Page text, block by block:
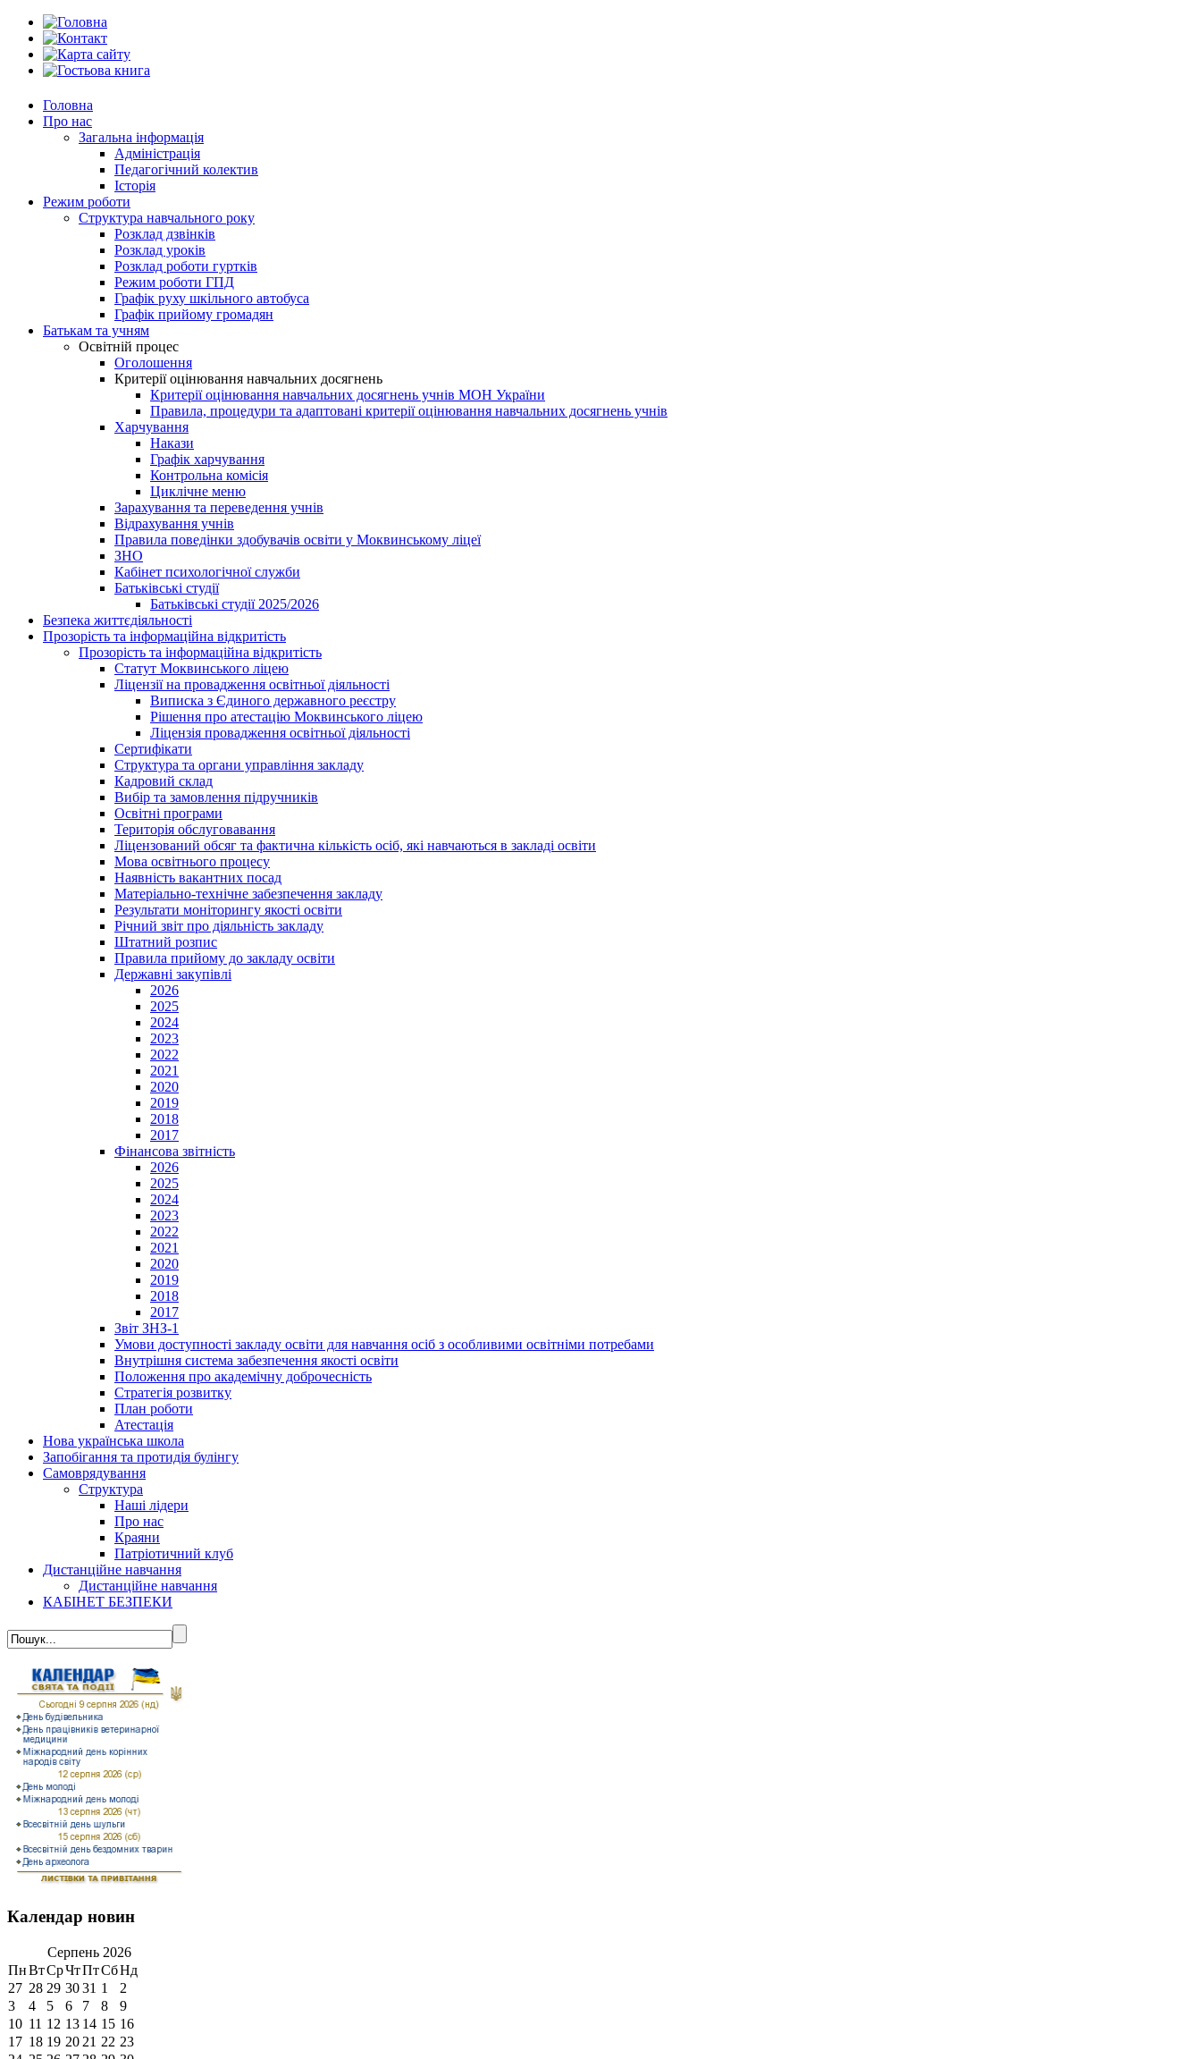
Головна
Про нас
Загальна інформація
Адміністрація
Педагогічний колектив
Історія
Режим роботи
Структура навчального року
Розклад дзвінків
Розклад уроків
Розклад роботи гуртків
Режим роботи ГПД
Графік руху шкільного автобуса
Графік прийому громадян
Батькам та учням
Освітній процес
Оголошення
Критерії оцінювання навчальних досягнень
Критерії оцінювання навчальних досягнень учнів МОН України
Правила, процедури та адаптовані критерії оцінювання навчальних досягнень учнів
Харчування
Накази
Графік харчування
Контрольна комісія
Циклічне меню
Зарахування та переведення учнів
Відрахування учнів
Правила поведінки здобувачів освіти у Моквинському ліцеї
ЗНО
Кабінет психологічної служби
Батьківські студії
Батьківські студії 2025/2026
Безпека життєдіяльності
Прозорість та інформаційна відкритість
Прозорість та інформаційна відкритість
Статут Моквинського ліцею
Ліцензії на провадження освітньої діяльності
Виписка з Єдиного державного реєстру
Рішення про атестацію Моквинського ліцею
Ліцензія провадження освітньої діяльності
Сертифікати
Структура та органи управління закладу
Кадровий склад
Вибір та замовлення підручників
Освітні програми
Територія обслуговавання
Ліцензований обсяг та фактична кількість осіб, які навчаються в закладі освіти
Мова освітнього процесу
Наявність вакантних посад
Матеріально-технічне забезпечення закладу
Результати моніторингу якості освіти
Річний звіт про діяльність закладу
Штатний розпис
Правила прийому до закладу освіти
Державні закупівлі
2026
2025
2024
2023
2022
2021
2020
2019
2018
2017
Фінансова звітність
2026
2025
2024
2023
2022
2021
2020
2019
2018
2017
Звіт ЗНЗ-1
Умови доступності закладу освіти для навчання осіб з особливими освітніми потребами
Внутрішня система забезпечення якості освіти
Положення про академічну доброчесність
Стратегія розвитку
План роботи
Атестація
Нова українська школа
Запобігання та протидія булінгу
Cамоврядування
Структура
Наші лідери
Про нас
Краяни
Патріотичний клуб
Дистанційне навчання
Дистанційне навчання
КАБІНЕТ БЕЗПЕКИ
Календар новин
Серпень 2026
ПнВтСрЧтПтСбНд
27 28 29 3031 1
2
3
4 5 6 7 8
9
10 11 12 13 14 15 16
17 18 19 20 21 22 23